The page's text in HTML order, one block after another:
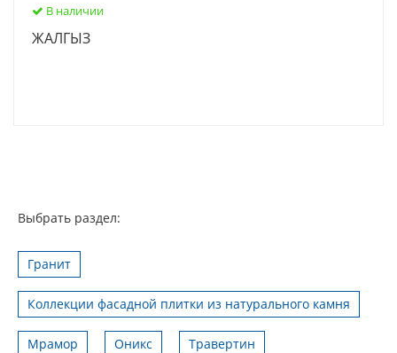
В наличии
ЖАЛГЫЗ
Выбрать раздел:
Гранит
Коллекции фасадной плитки из натурального камня
Мрамор Оникс Травертин